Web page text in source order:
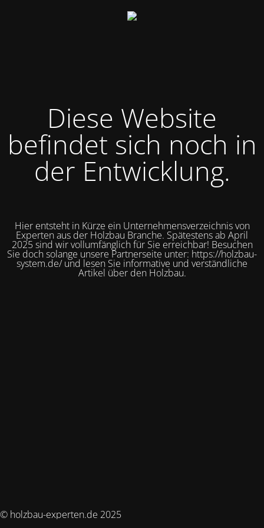
Diese Website
befindet sich noch in
der Entwicklung.
Hier entsteht in Kürze ein Unternehmensverzeichnis von
Experten aus der Holzbau Branche. Spätestens ab April
2025 sind wir vollumfänglich für Sie erreichbar! Besuchen
Sie doch solange unsere Partnerseite unter: https://holzbau-
system.de/ und lesen Sie informative und verständliche
Artikel über den Holzbau.
© holzbau-experten.de 2025